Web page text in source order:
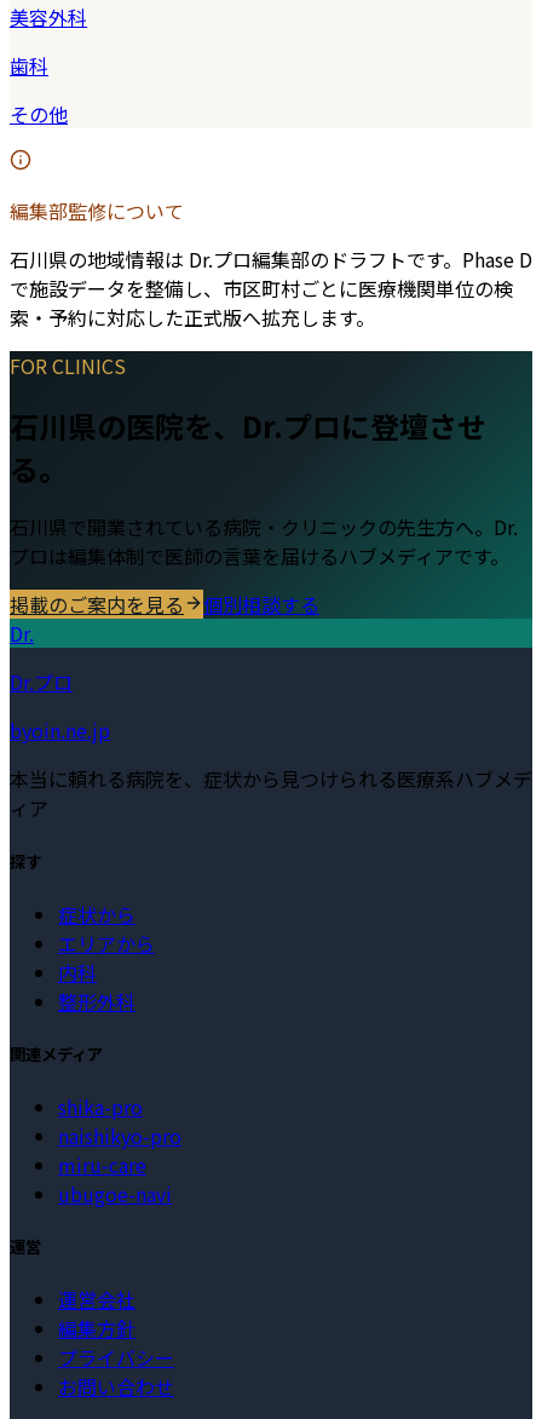
美容外科
歯科
その他
編集部監修について
石川県の地域情報は Dr.プロ編集部のドラフトです。Phase D
で施設データを整備し、市区町村ごとに医療機関単位の検
索・予約に対応した正式版へ拡充します。
FOR CLINICS
石川県の医院を、Dr.プロに登壇させ
る。
石川県で開業されている病院・クリニックの先生方へ。Dr.
プロは編集体制で医師の言葉を届けるハブメディアです。
掲載のご案内を見る
個別相談する
Dr.
Dr.プロ
byoin.ne.jp
本当に頼れる病院を、症状から見つけられる医療系ハブメデ
ィア
探す
症状から
エリアから
内科
整形外科
関連メディア
shika-pro
naishikyo-pro
miru-care
ubugoe-navi
運営
運営会社
編集方針
プライバシー
お問い合わせ